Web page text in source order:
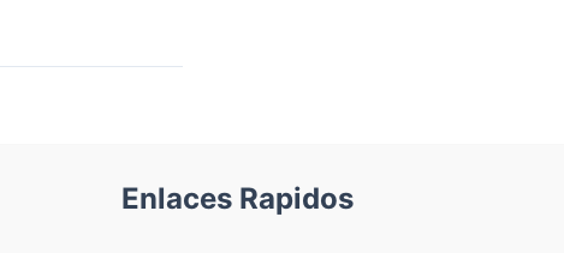
Enlaces Rapidos